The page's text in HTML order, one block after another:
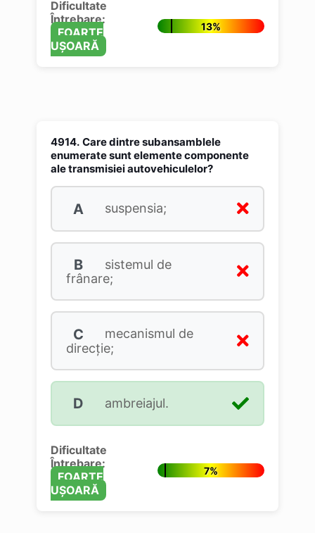
Dificultate
Întrebare:
FOARTE
UȘOARĂ
13%
4914. Care dintre subansamblele
enumerate sunt elemente componente
ale transmisiei autovehiculelor?
A suspensia;
B
sistemul de
frânare;
C
mecanismul de
direcţie;
D ambreiajul.
Dificultate
Întrebare:
FOARTE
UȘOARĂ
7%